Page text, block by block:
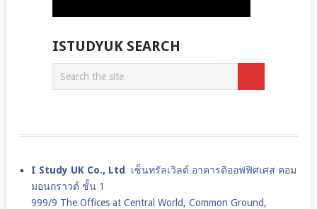
ISTUDYUK SEARCH
I Study UK Co., Ltd เซ็นทรัลเวิลด์ อาคารดิออฟฟิศเศส คอม
มอนกราวด์ ชั้น 1
999/9 The Offices at Central World, Common Ground,